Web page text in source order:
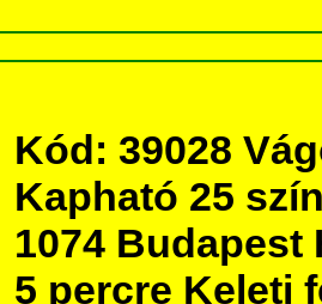
Kód: 39028
Kapható 25
1074 Budapest
5 percre Keleti